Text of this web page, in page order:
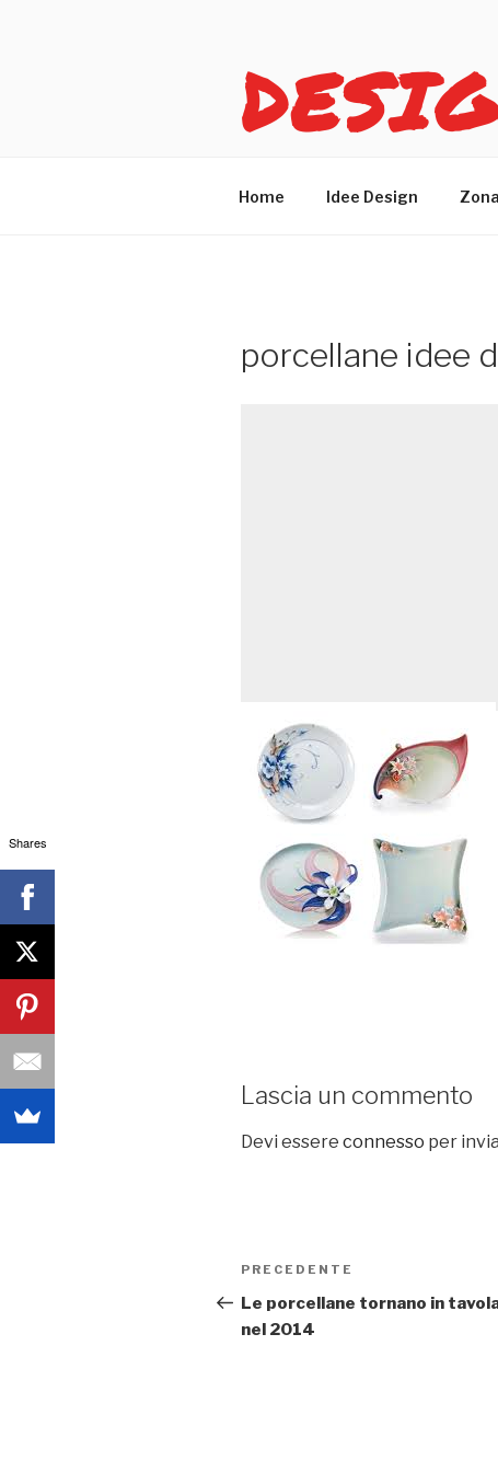
Home Idee Design
porcellane idee
Lascia un commento
Devi essere connesso per
Navigazione
articoli
Articolo
precedente:
PRECEDENTE
Le porcellane tornano in
nel 2014
Shares